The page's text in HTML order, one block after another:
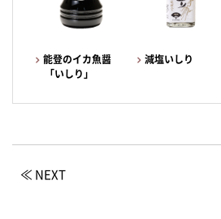
能登のイカ魚醤
「いしり」
減塩いしり
≪ NEXT